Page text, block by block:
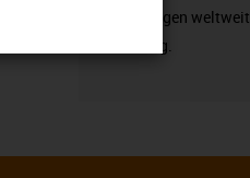
Anwendungen weltweit
zuverlässig.